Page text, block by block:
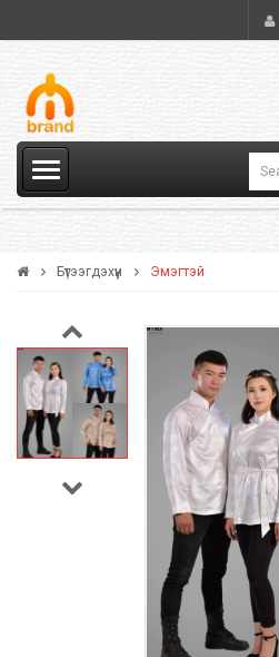
Бүтээгдэхүүн Эмэгтэй